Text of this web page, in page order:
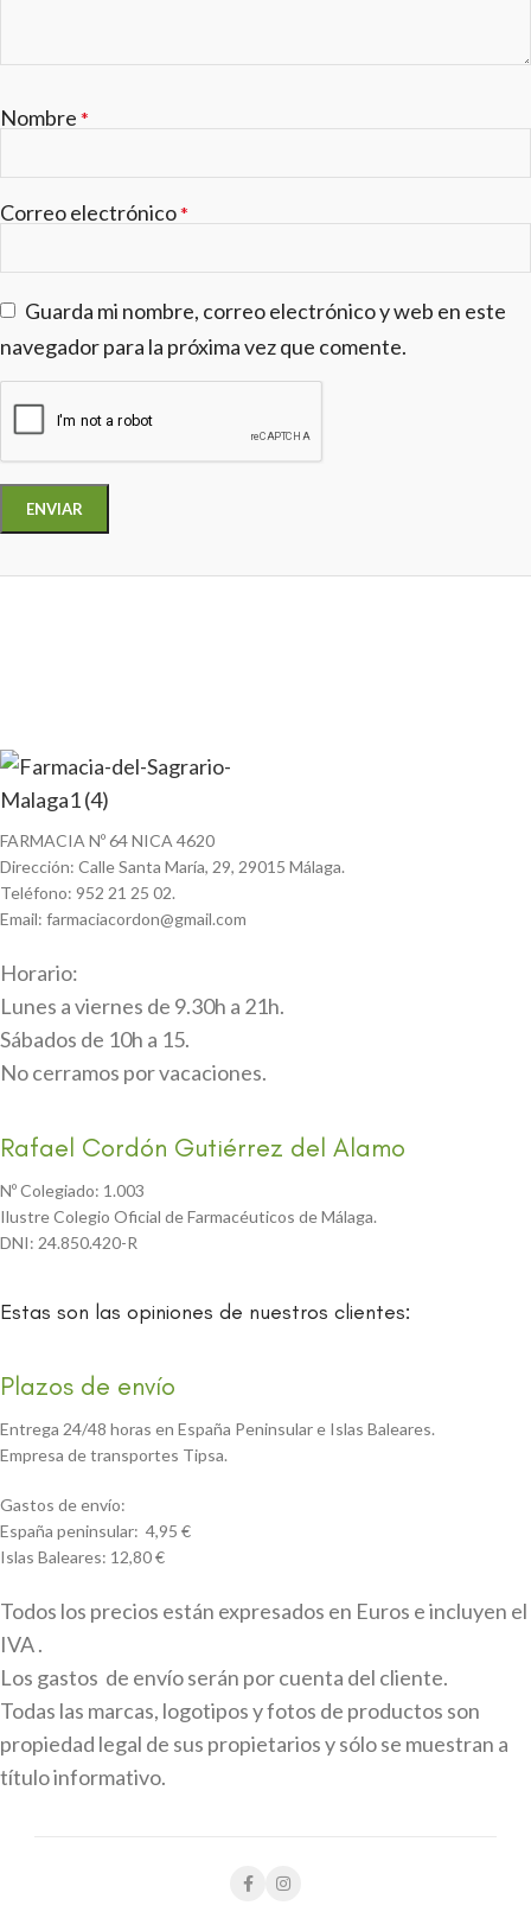
Nombre *
Correo electrónico*
Guarda mi nombre, correo electrónico y web en este
navegador para la próxima vez que comente.
FARMACIA Nº 64 NICA 4620
Dirección: Calle Santa María, 29, 29015 Málaga.
Teléfono: 952 21 25 02.
Email: farmaciacordon@gmail.com
Horario:
Lunes a viernes de 9.30h a 21h.
Sábados de 10h a 15.
No cerramos por vacaciones.
Rafael Cordón Gutiérrez del Alamo
Nº Colegiado: 1.003
Ilustre Colegio Oficial de Farmacéuticos de Málaga.
DNI: 24.850.420-R
Estas son las opiniones de nuestros clientes:
Plazos de envío
Entrega 24/48 horas en España Peninsular e Islas Baleares.
Empresa de transportes Tipsa.
Gastos de envío:
España peninsular: 4,95 €
Islas Baleares: 12,80 €
Todos los precios están expresados en Euros e incluyen el
IVA .
Los gastos de envío serán por cuenta del cliente.
Todas las marcas, logotipos y fotos de productos son
propiedad legal de sus propietarios y sólo se muestran a
título informativo.